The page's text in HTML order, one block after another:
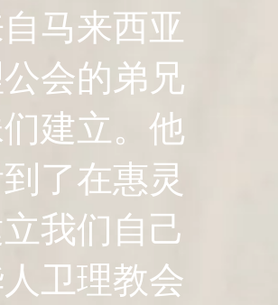
马来西亚
会的弟兄
建立。他
了在惠灵
我们自己
卫理教会